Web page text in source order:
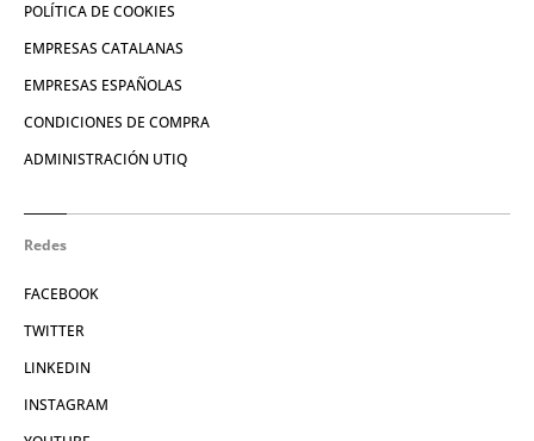
POLÍTICA DE COOKIES
EMPRESAS CATALANAS
EMPRESAS ESPAÑOLAS
CONDICIONES DE COMPRA
ADMINISTRACIÓN UTIQ
Redes
FACEBOOK
TWITTER
LINKEDIN
INSTAGRAM